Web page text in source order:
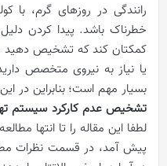
رانندگی در روزهای گرم، با
خطرناک باشد. پیدا کردن
کمکتان کند که تشخیص دهید
یا نیاز به نیروی متخصص
بسیار مهم است؛ بنابراین در
تشخیص عدم کارکرد سیستم
لطفا این مقاله را تا انتها
پیش آمد، در قسمت نظرات